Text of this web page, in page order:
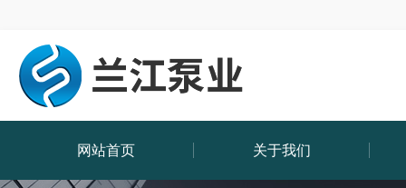
网站首页 关于我们